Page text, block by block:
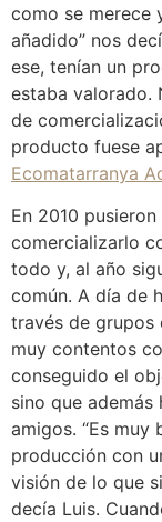
como se merece
añadido” nos
ese, tenían un
estaba valorado.
de
producto fuese
Ecomatarranya
En 2010
comercializarlo
todo y, al año
común. A día de
través de grupos
muy contentos
conseguido el
sino que
amigos. “Es
producción con
visión de lo que
decía Luis.